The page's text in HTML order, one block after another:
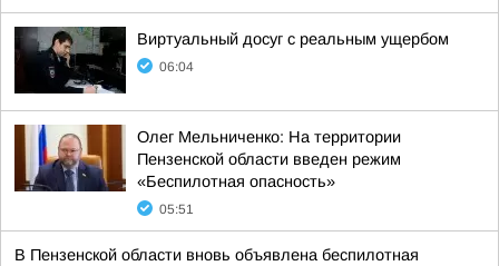
Виртуальный досуг с реальным ущербом
06:04
Олег Мельниченко: На территории
Пензенской области введен режим
«Беспилотная опасность»
05:51
В Пензенской области вновь объявлена беспилотная